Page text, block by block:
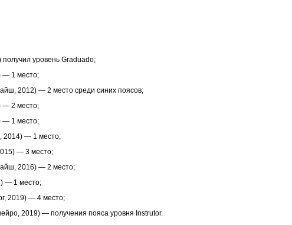
уровень Graduado;
— 1 место;
2012) — 2 место среди синих поясов;
— 2 место;
— 1 место;
2014) — 1 место;
— 3 место;
2016) — 2 место;
— 1 место;
2019) — 4 место;
2019) — получения пояса уровня Instrutor.